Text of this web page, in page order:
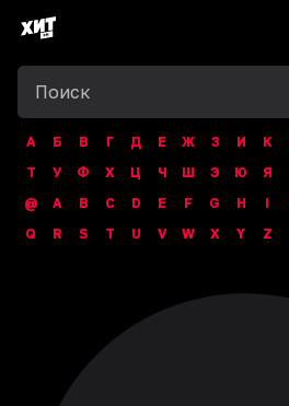
А Б В Г Д Е Ж З И К
Т
У Ф Х Ц Ч Ш Э Ю
Я
@
A B C D E F G H I
Q
R S T U V W X Y Z